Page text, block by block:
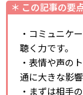
＊ この記事の要
・コミュニケ
聴く力です。
・表情や声の
通に大きな影響
・まずは相手